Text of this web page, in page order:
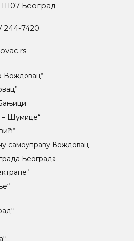
Београд
244-7420
Вождовац“
– Шумице“
самоуправу Вождовац
Београда